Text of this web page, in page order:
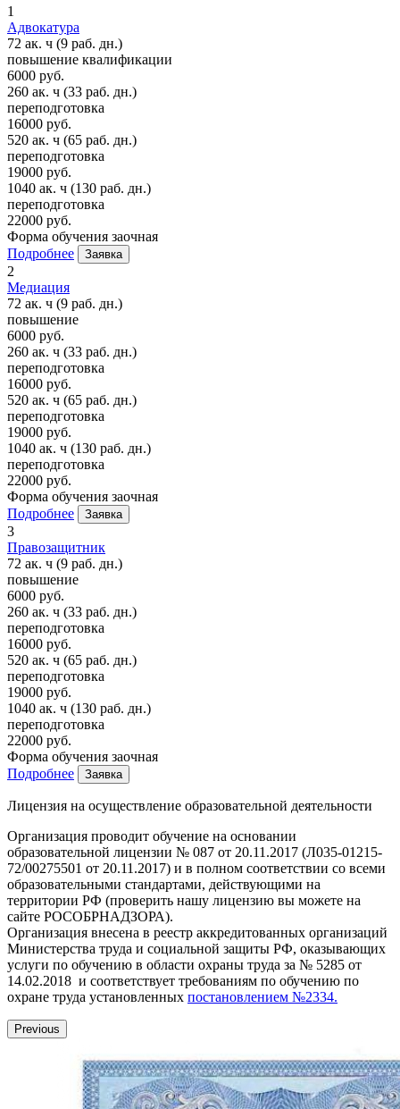
1
Адвокатура
72 ак. ч (9 раб. дн.)
повышение квалификации
6000 руб.
260 ак. ч (33 раб. дн.)
переподготовка
16000 руб.
520 ак. ч (65 раб. дн.)
переподготовка
19000 руб.
1040 ак. ч (130 раб. дн.)
переподготовка
22000 руб.
Форма обучения заочная
Подробнее
Заявка
2
Медиация
72 ак. ч (9 раб. дн.)
повышение
6000 руб.
260 ак. ч (33 раб. дн.)
переподготовка
16000 руб.
520 ак. ч (65 раб. дн.)
переподготовка
19000 руб.
1040 ак. ч (130 раб. дн.)
переподготовка
22000 руб.
Форма обучения заочная
Подробнее
Заявка
3
Правозащитник
72 ак. ч (9 раб. дн.)
повышение
6000 руб.
260 ак. ч (33 раб. дн.)
переподготовка
16000 руб.
520 ак. ч (65 раб. дн.)
переподготовка
19000 руб.
1040 ак. ч (130 раб. дн.)
переподготовка
22000 руб.
Форма обучения заочная
Подробнее
Заявка
Лицензия на осуществление образовательной деятельности
Организация проводит обучение на основании
образовательной лицензии № 087 от 20.11.2017 (Л035-01215-
72/00275501 от 20.11.2017) и в полном соответствии со всеми
образовательными стандартами, действующими на
территории РФ (проверить нашу лицензию вы можете на
сайте РОСОБРНАДЗОРА).
Организация внесена в реестр аккредитованных организаций
Министерства труда и социальной защиты РФ, оказывающих
услуги по обучению в области охраны труда за № 5285 от
14.02.2018 и соответствует требованиям по обучению по
охране труда установленных постановлением №2334.
Previous